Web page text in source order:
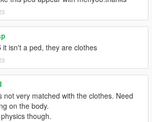
it isn't a ped, they are clothes
not very matched with the clothes. Need
on the body.
though.